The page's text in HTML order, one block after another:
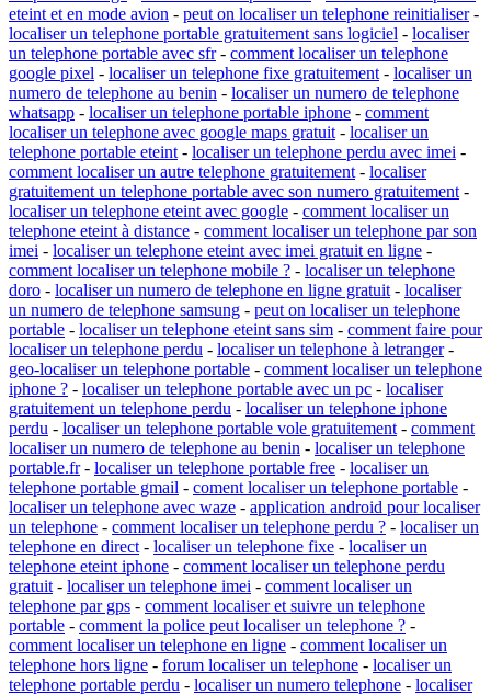
eteint et en mode avion - peut on localiser un telephone reinitialiser-
localiser un telephone portable gratuitement sans logiciel - localiser
un telephone portable avec sfr- comment localiser un telephone
google pixel - localiser un telephone fixe gratuitement - localiser un
numero de telephone au benin - localiser un numero de telephone
whatsapp - localiser un telephone portable iphone - comment
localiser un telephone avec google maps gratuit - localiser un
telephone portable eteint - localiser un telephone perdu avec imei -
comment localiser un autre telephone gratuitement - localiser
gratuitement un telephone portable avec son numero gratuitement -
localiser un telephone eteint avec google - comment localiser un
telephone eteint à distance - comment localiser un telephone par son
imei - localiser un telephone eteint avec imei gratuit en ligne -
comment localiser un telephone mobile ? - localiser un telephone
doro - localiser un numero de telephone en ligne gratuit - localiser
un numero de telephone samsung - peut on localiser un telephone
portable - localiser un telephone eteint sans sim - comment faire pour
localiser un telephone perdu - localiser un telephone à letranger-
geo-localiser un telephone portable - comment localiser un telephone
iphone ? - localiser un telephone portable avec un pc - localiser
gratuitement un telephone perdu - localiser un telephone iphone
perdu - localiser un telephone portable vole gratuitement - comment
localiser un numero de telephone au benin - localiser un telephone
portable.fr- localiser un telephone portable free - localiser un
telephone portable gmail - coment localiser un telephone portable -
localiser un telephone avec waze - application android pour localiser
un telephone - comment localiser un telephone perdu ? - localiser un
telephone en direct - localiser un telephone fixe - localiser un
telephone eteint iphone - comment localiser un telephone perdu
gratuit - localiser un telephone imei - comment localiser un
telephone par gps - comment localiser et suivre un telephone
portable - comment la police peut localiser un telephone ? -
comment localiser un telephone en ligne - comment localiser un
telephone hors ligne - forum localiser un telephone - localiser un
telephone portable perdu - localiser un numero telephone - localiser